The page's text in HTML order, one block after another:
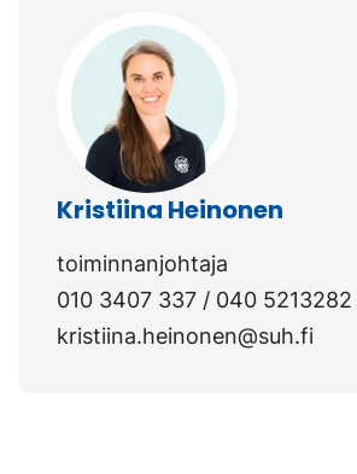
Kristiina Heinonen
toiminnanjohtaja
010 3407 337 / 040 5213282
kristiina.heinonen@suh.fi